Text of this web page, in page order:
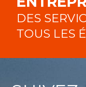
DES
TOUS LES